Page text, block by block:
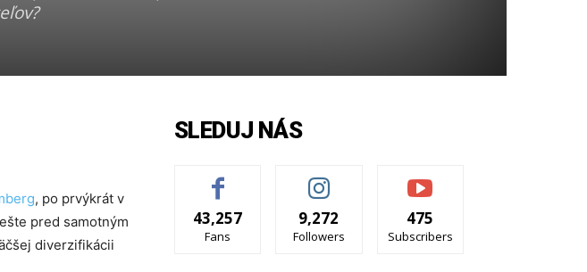
, po prvýkrát v
pred samotným
diverzifikácii
SLEDUJ NÁS
43,257
Fans
9,272
Followers
475
Subscribers